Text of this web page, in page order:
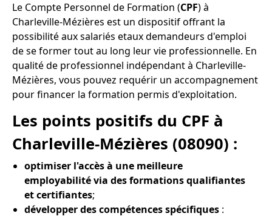
Le Compte Personnel de Formation (CPF) à
Charleville-Mézières est un dispositif offrant la
possibilité aux salariés etaux demandeurs d'emploi
de se former tout au long leur vie professionnelle. En
qualité de professionnel indépendant à Charleville-
Mézières, vous pouvez requérir un accompagnement
pour financer la formation permis d'exploitation.
Les points positifs du CPF à
Charleville-Mézières (08090) :
optimiser l'accès à une meilleure
employabilité via des formations qualifiantes
et certifiantes;
développer des compétences spécifiques :